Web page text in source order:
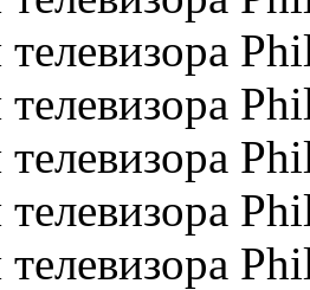
телевизора
телевизора
телевизора
телевизора
телевизора